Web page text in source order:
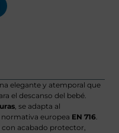
elegante y atemporal que
el descanso del bebé.
, se adapta al
europea EN 716.
con acabado protector,